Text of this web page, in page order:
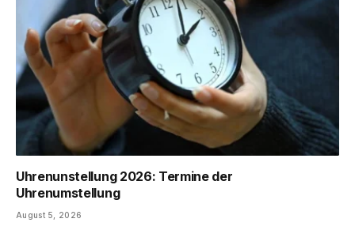
Uhrenunstellung 2026: Termine der
Uhrenumstellung
August 5, 2026